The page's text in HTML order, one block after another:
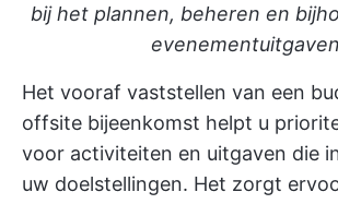
bij het plannen, beheren en
evenementuitgaven
Het vooraf vaststellen van een
offsite bijeenkomst helpt u
voor activiteiten en uitgaven die
uw doelstellingen. Het zorgt